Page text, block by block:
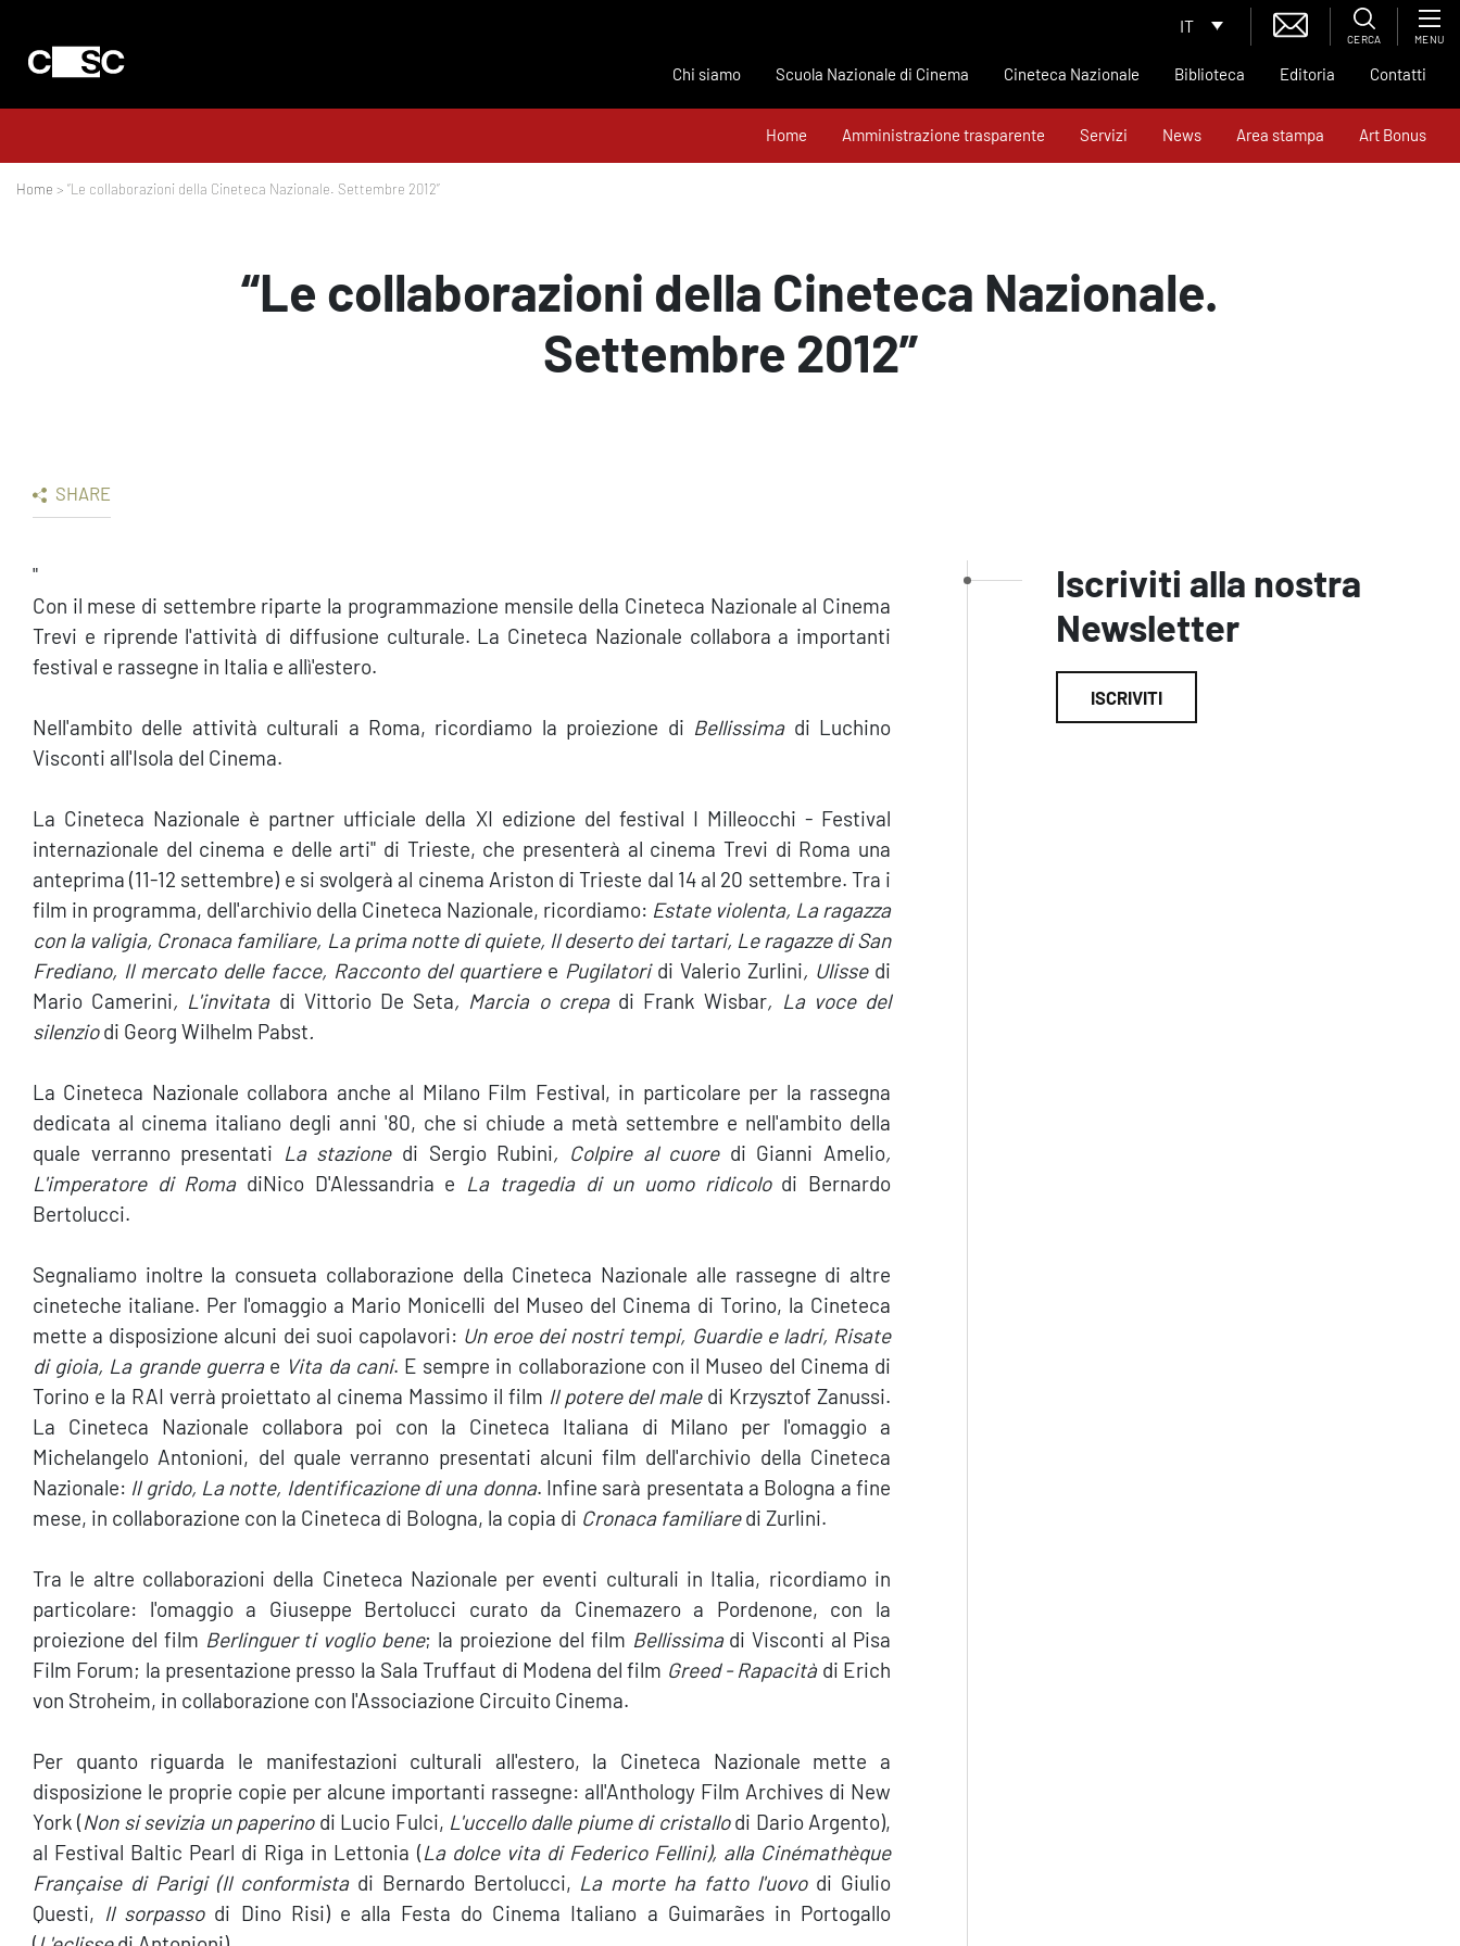
IT
CERCA MENU
Chi siamo Scuola Nazionale di Cinema Cineteca Nazionale Biblioteca Editoria Contatti
Home Amministrazione trasparente Servizi News Area stampa Art Bonus
Home > “Le collaborazioni della Cineteca Nazionale. Settembre 2012”
“Le collaborazioni della Cineteca Nazionale.
Settembre 2012”
SHARE
"
Con il mese di settembre riparte la programmazione mensile della Cineteca Nazionale al Cinema
Trevi e riprende l'attività di diffusione culturale. La Cineteca Nazionale collabora a importanti
festival e rassegne in Italia e allì'estero.
Nell'ambito delle attività culturali a Roma, ricordiamo la proiezione di Bellissimadi Luchino
Visconti all'Isola del Cinema.
La Cineteca Nazionale è partner ufficiale della XI edizione del festival I Milleocchi - Festival
internazionale del cinema e delle arti" di Trieste, che presenterà al cinema Trevi di Roma una
anteprima (11-12 settembre) e si svolgerà al cinema Ariston di Trieste dal 14 al 20 settembre. Tra i
film in programma, dell'archivio della Cineteca Nazionale, ricordiamo: Estate violenta, La ragazza
con la valigia, Cronaca familiare, La prima notte di quiete, Il deserto dei tartari, Le ragazze di San
Frediano, Il mercato delle facce, Racconto del quartieree Pugilatoridi Valerio Zurlini, Ulissedi
Mario Camerini, L'invitatadi Vittorio De Seta, Marcia o crepadi Frank Wisbar, La voce del
silenziodi Georg Wilhelm Pabst.
La Cineteca Nazionale collabora anche al Milano Film Festival, in particolare per la rassegna
dedicata al cinema italiano degli anni '80, che si chiude a metà settembre e nell'ambito della
quale verranno presentati La stazionedi Sergio Rubini, Colpire al cuoredi Gianni Amelio,
L'imperatore di RomadiNico D'Alessandria e La tragedia di un uomo ridicolodi Bernardo
Bertolucci.
Segnaliamo inoltre la consueta collaborazione della Cineteca Nazionale alle rassegne di altre
cineteche italiane. Per l'omaggio a Mario Monicelli del Museo del Cinema di Torino, la Cineteca
mette a disposizione alcuni dei suoi capolavori: Un eroe dei nostri tempi, Guardie e ladri, Risate
di gioia, La grande guerrae Vita da cani. E sempre in collaborazione con il Museo del Cinema di
Torino e la RAI verrà proiettato al cinema Massimo il film Il potere del maledi Krzysztof Zanussi.
La Cineteca Nazionale collabora poi con la Cineteca Italiana di Milano per l'omaggio a
Michelangelo Antonioni, del quale verranno presentati alcuni film dell'archivio della Cineteca
Nazionale: Il grido, La notte, Identificazione di una donna. Infine sarà presentata a Bologna a fine
mese, in collaborazione con la Cineteca di Bologna, la copia di Cronaca familiaredi Zurlini.
Tra le altre collaborazioni della Cineteca Nazionale per eventi culturali in Italia, ricordiamo in
particolare: l'omaggio a Giuseppe Bertolucci curato da Cinemazero a Pordenone, con la
proiezione del film Berlinguer ti voglio bene; la proiezione del film Bellissimadi Visconti al Pisa
Film Forum; la presentazione presso la Sala Truffaut di Modena del film Greed - Rapacitàdi Erich
von Stroheim, in collaborazione con l'Associazione Circuito Cinema.
Per quanto riguarda le manifestazioni culturali all'estero, la Cineteca Nazionale mette a
disposizione le proprie copie per alcune importanti rassegne: all'Anthology Film Archives di New
York (Non si sevizia un paperinodi Lucio Fulci, L'uccello dalle piume di cristallodi Dario Argento),
al Festival Baltic Pearl di Riga in Lettonia (La dolce vita di Federico Fellini), alla Cinémathèque
Française di Parigi (Il conformistadi Bernardo Bertolucci, La morte ha fatto l'uovodi Giulio
Questi, Il sorpassodi Dino Risi) e alla Festa do Cinema Italiano a Guimarães in Portogallo
Iscriviti alla nostra
Newsletter
ISCRIVITI